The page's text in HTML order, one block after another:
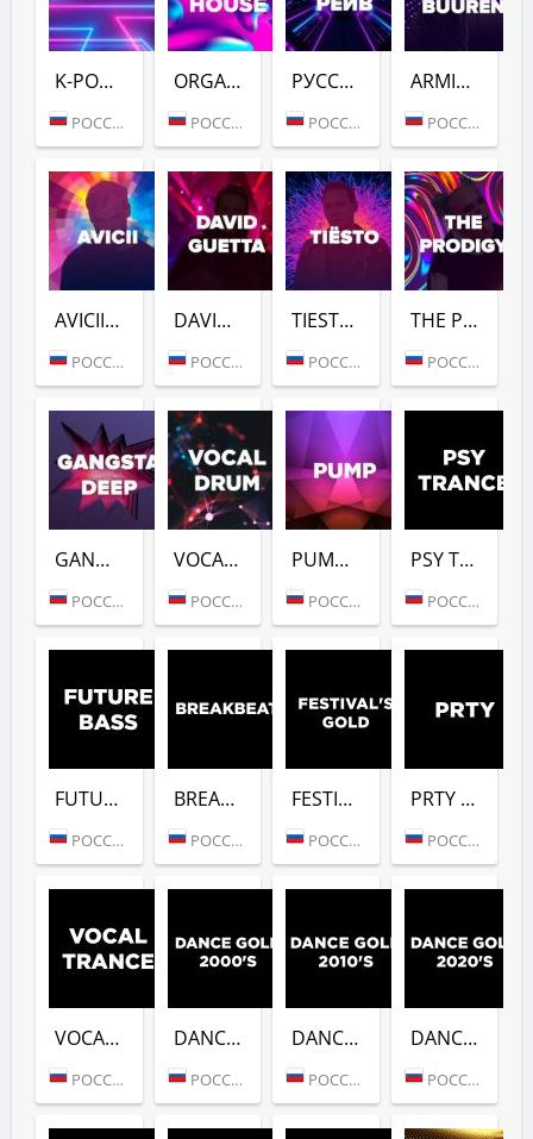
K-POP (DFM)
РОССИЯ (МОСКВА)
ORGANIC HOUSE (DFM)
РОССИЯ (МОСКВА)
РУССКИЙ РЕЙВ (DFM)
РОССИЯ (МОСКВА)
ARMIN VAN BUUREN (DFM)
РОССИЯ (МОСКВА)
AVICII (DFM)
РОССИЯ (МОСКВА)
DAVID GUETTA (DFM)
РОССИЯ (МОСКВА)
TIESTO (DFM)
РОССИЯ (МОСКВА)
THE PRODIGY (DFM)
РОССИЯ (МОСКВА)
GANGSTER DEEP (DFM)
РОССИЯ (МОСКВА)
VOCAL DRUM (DFM)
РОССИЯ (МОСКВА)
PUMP (DFM)
РОССИЯ (МОСКВА)
PSY TRANCE (DFM)
РОССИЯ (МОСКВА)
FUTURE BASS (DFM)
РОССИЯ (МОСКВА)
BREAKBEAT (DFM)
РОССИЯ (МОСКВА)
FESTIVALS GOLD (DFM)
РОССИЯ (МОСКВА)
PRTY (DFM)
РОССИЯ (МОСКВА)
VOCAL TRANCE (DFM)
РОССИЯ (МОСКВА)
DANCE GOLD 2000S (DFM)
РОССИЯ (МОСКВА)
DANCE GOLD 2010S (DFM)
РОССИЯ (МОСКВА)
DANCE GOLD 2020S (DFM)
РОССИЯ (МОСКВА)